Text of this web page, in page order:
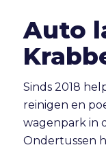
Auto
Sinds 2018
reinigen en
wagenpark in
Ondertussen